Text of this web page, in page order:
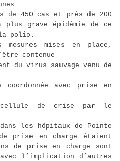
450 cas et près de 200
grave épidémie de ce
polio.
mesures mises en place,
contenue
du virus sauvage venu de
coordonnée avec prise en
cellule de crise par le
les hôpitaux de Pointe
prise en charge étaient
de prise en charge sont
l’implication d’autres